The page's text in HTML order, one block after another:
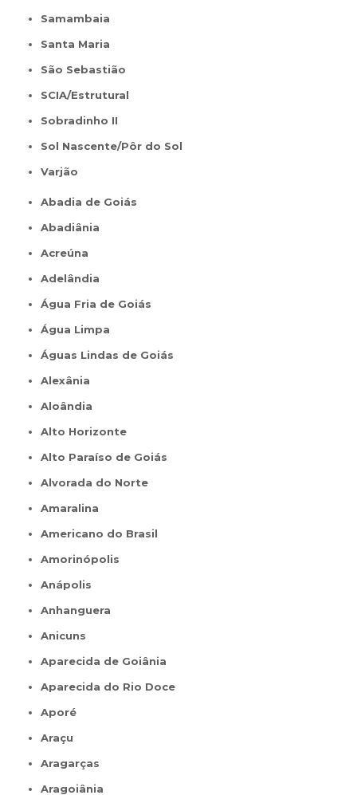
Samambaia
Santa Maria
São Sebastião
SCIA/Estrutural
Sobradinho II
Sol Nascente/Pôr do Sol
Varjão
Abadia de Goiás
Abadiânia
Acreúna
Adelândia
Água Fria de Goiás
Água Limpa
Águas Lindas de Goiás
Alexânia
Aloândia
Alto Horizonte
Alto Paraíso de Goiás
Alvorada do Norte
Amaralina
Americano do Brasil
Amorinópolis
Anápolis
Anhanguera
Anicuns
Aparecida de Goiânia
Aparecida do Rio Doce
Aporé
Araçu
Aragarças
Aragoiânia